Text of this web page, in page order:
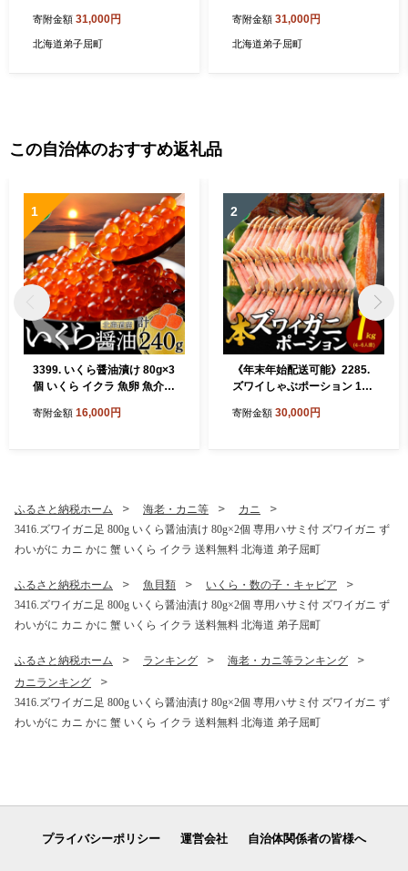
料 北海道 弟子屈町
寄附金額 31,000円
北海道弟子屈町
町
寄附金額 31,000円
北海道弟子屈町
この自治体のおすすめ返礼品
1
3399. いくら醤油漬け 80g×3
個 いくら イクラ 魚卵 魚介
町
寄附金額 16,000円
2
《年末年始配送可能》2285.
ズワイしゃぶポーション 1kg
方ガイド付 カニ かに 蟹 海鮮
寄附金額 30,000円
ふるさと納税ホーム 海老・カニ等
カニ
3416.ズワイガニ足 800g いくら醤油漬け 80g×2個 専用ハサミ付 ズワイガニ ず
わいがに カニ かに 蟹 いくら イクラ 送料無料 北海道 弟子屈町
ふるさと納税ホーム 魚貝類
いくら・数の子・キャビア
3416.ズワイガニ足 800g いくら醤油漬け 80g×2個 専用ハサミ付 ズワイガニ ず
わいがに カニ かに 蟹 いくら イクラ 送料無料 北海道 弟子屈町
ふるさと納税ホーム ランキング
海老・カニ等ランキング
カニランキング
3416.ズワイガニ足 800g いくら醤油漬け 80g×2個 専用ハサミ付 ズワイガニ ず
わいがに カニ かに 蟹 いくら イクラ 送料無料 北海道 弟子屈町
プライバシーポリシー 運営会社 自治体関係者の皆様へ